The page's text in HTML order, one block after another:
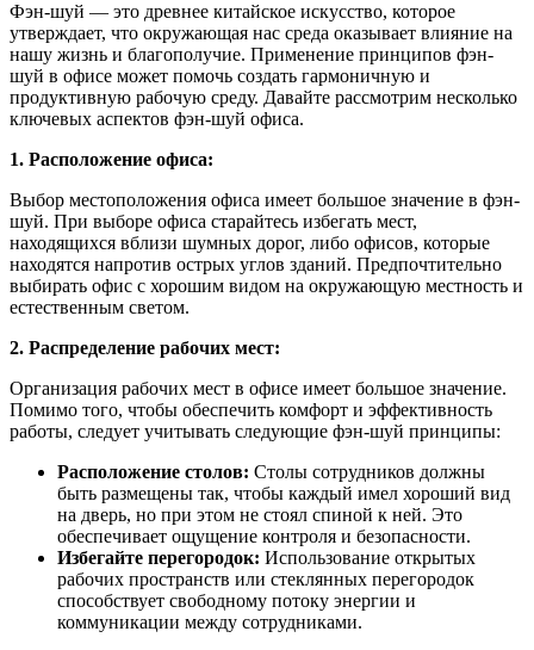
Фэн-шуй — это древнее китайское искусство, которое
утверждает, что окружающая нас среда оказывает влияние на
нашу жизнь и благополучие. Применение принципов фэн-
шуй в офисе может помочь создать гармоничную и
продуктивную рабочую среду. Давайте рассмотрим несколько
ключевых аспектов фэн-шуй офиса.
1. Расположение офиса:
Выбор местоположения офиса имеет большое значение в фэн-
шуй. При выборе офиса старайтесь избегать мест,
находящихся вблизи шумных дорог, либо офисов, которые
находятся напротив острых углов зданий. Предпочтительно
выбирать офис с хорошим видом на окружающую местность и
естественным светом.
2. Распределение рабочих мест:
Организация рабочих мест в офисе имеет большое значение.
Помимо того, чтобы обеспечить комфорт и эффективность
работы, следует учитывать следующие фэн-шуй принципы:
Расположение столов: Столы сотрудников должны
быть размещены так, чтобы каждый имел хороший вид
на дверь, но при этом не стоял спиной к ней. Это
обеспечивает ощущение контроля и безопасности.
Избегайте перегородок: Использование открытых
рабочих пространств или стеклянных перегородок
способствует свободному потоку энергии и
коммуникации между сотрудниками.